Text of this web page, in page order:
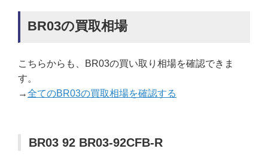
BR03の買取相場
こちらからも、BR03の買い取り相場を確認できま
す。
→全てのBR03の買取相場を確認する
BR03 92 BR03-92CFB-R